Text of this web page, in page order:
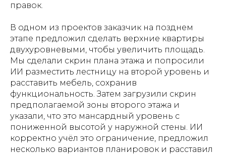
правок.
В одном из проектов заказчик на позднем
этапе предложил сделать верхние квартиры
двухуровневыми, чтобы увеличить площадь.
Мы сделали скрин плана этажа и попросили
ИИ разместить лестницу на второй уровень и
расставить мебель, сохранив
функциональность. Затем загрузили скрин
предполагаемой зоны второго этажа и
указали, что это мансардный уровень с
пониженной высотой у наружной стены. ИИ
корректно учёл это ограничение, предложил
несколько вариантов планировок и расставил